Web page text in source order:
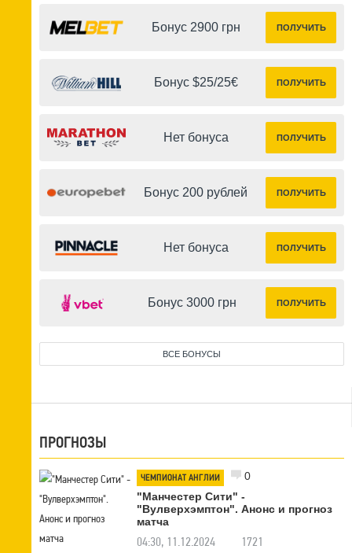
Бонус 2900 грн ПОЛУЧИТЬ
Бонус $25/25€ ПОЛУЧИТЬ
Нет бонуса ПОЛУЧИТЬ
Бонус 200 рублей ПОЛУЧИТЬ
Нет бонуса ПОЛУЧИТЬ
Бонус 3000 грн ПОЛУЧИТЬ
ВСЕ БОНУСЫ
ПРОГНОЗЫ
ЧЕМПИОНАТ АНГЛИИ
0
"Манчестер Сити" -
"Вулверхэмптон". Анонс и прогноз
матча
04:30, 11.12.2024 1721